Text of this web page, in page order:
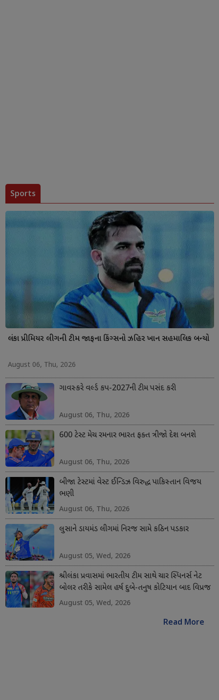
Sports
લંકા પ્રીમિયર લીગની ટીમ જાફના કિંગ્સનો ઝહિર ખાન સહમાલિક બન્યો
August 06, Thu, 2026
ગાવસ્કરે વર્લ્ડ કપ-2027ની ટીમ પસંદ કરી
August 06, Thu, 2026
600 ટેસ્ટ મેચ રમનાર ભારત ફક્ત ત્રીજો દેશ બનશે
August 06, Thu, 2026
બીજા ટેસ્ટમાં વેસ્ટ ઈન્ડિઝ વિરુદ્ધ પાકિસ્તાન વિજય
ભણી
August 06, Thu, 2026
લુસાને ડાયમંડ લીગમાં નિરજ સામે કઠિન પડકાર
August 05, Wed, 2026
શ્રીલંકા પ્રવાસમાં ભારતીય ટીમ સાથે ચાર સ્પિનર્સ નેટ
બોલર તરીકે સામેલ હર્ષ દુબે-તનુષ કોટિયાન બાદ વિપ્રજ
નિગમ અને શિવાંગ કુમારનો સમાવેશ કરાયો
August 05, Wed, 2026
Read More